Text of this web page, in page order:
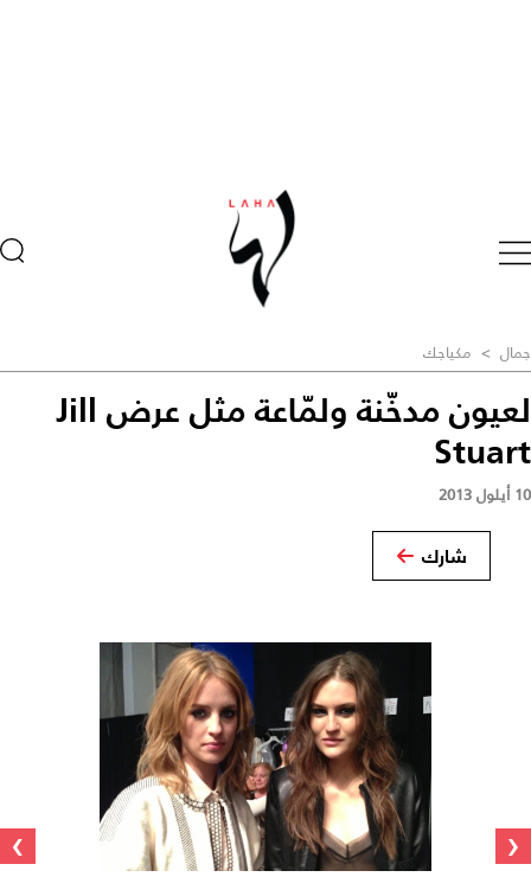
جمال > مكياجك
لعيون مدخّنة ولمّاعة مثل عرض Jill
Stuart
10 أيلول 2013
شارك
‹
›